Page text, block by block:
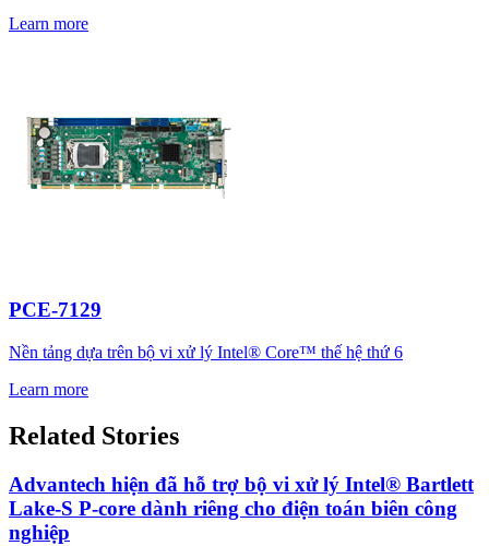
Learn more
PCE-7129
Nền tảng dựa trên bộ vi xử lý Intel® Core™ thế hệ thứ 6
Learn more
Related Stories
Advantech hiện đã hỗ trợ bộ vi xử lý Intel® Bartlett
Lake-S P-core dành riêng cho điện toán biên công
nghiệp